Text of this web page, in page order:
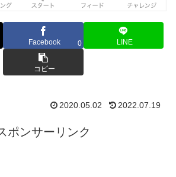
Facebook 0 LINE
コピー
2020.05.02 2022.07.19
ポンサーリンク